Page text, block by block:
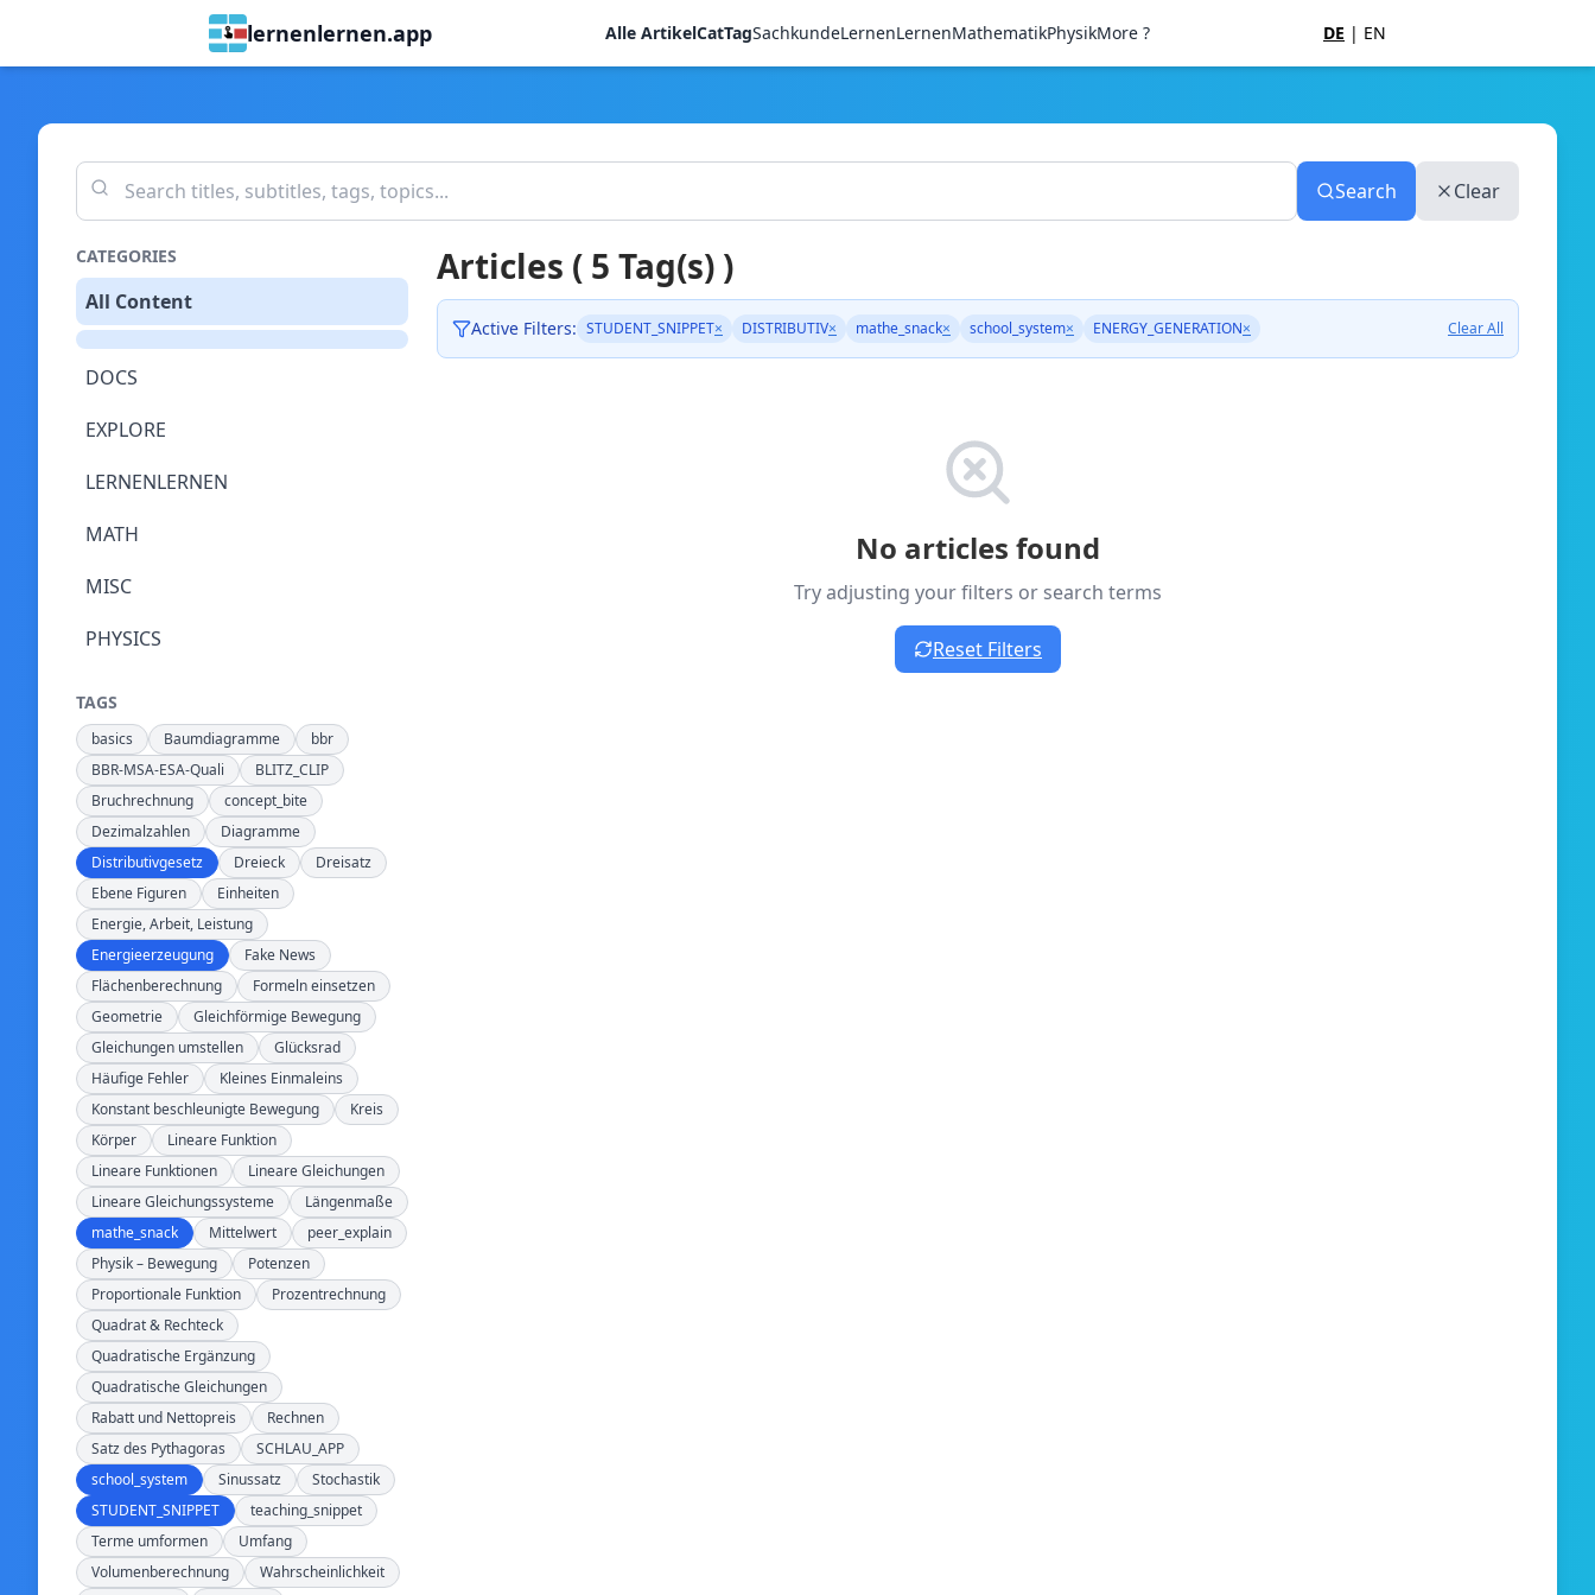
lernenlernen.app Alle ArtikelCatTagSachkundeLernenLernenMathematikPhysikMore ? DE | EN
Search Clear
CATEGORIES
All Content
DOCS
EXPLORE
LERNENLERNEN
MATH
MISC
PHYSICS
TAGS
basics Baumdiagramme
bbr
BBR-MSA-ESA-Quali
BLITZ_CLIP
Bruchrechnung
concept_bite
Dezimalzahlen
Diagramme
Distributivgesetz
Dreieck
Dreisatz
Ebene Figuren
Einheiten
Energie, Arbeit, Leistung
Energieerzeugung
Fake News
Flächenberechnung
Formeln einsetzen
Geometrie
Gleichförmige Bewegung
Gleichungen umstellen
Glücksrad
Häufige Fehler
Kleines Einmaleins
Konstant beschleunigte Bewegung
Kreis
Körper
Lineare Funktion
Lineare Funktionen
Lineare Gleichungen
Lineare Gleichungssysteme
Längenmaße
mathe_snack
Mittelwert
peer_explain
Physik – Bewegung
Potenzen
Proportionale Funktion
Prozentrechnung
Quadrat & Rechteck
Quadratische Ergänzung
Quadratische Gleichungen
Rabatt und Nettopreis
Rechnen
Satz des Pythagoras
SCHLAU_APP
school_system
Sinussatz
Stochastik
STUDENT_SNIPPET
teaching_snippet
Terme umformen
Umfang
Volumenberechnung
Wahrscheinlichkeit
Articles ( 5 Tag(s) )
Active Filters: STUDENT_SNIPPET× DISTRIBUTIV× mathe_snack× school_system× ENERGY_GENERATION× Clear All
No articles found
Try adjusting your filters or search terms
Reset Filters